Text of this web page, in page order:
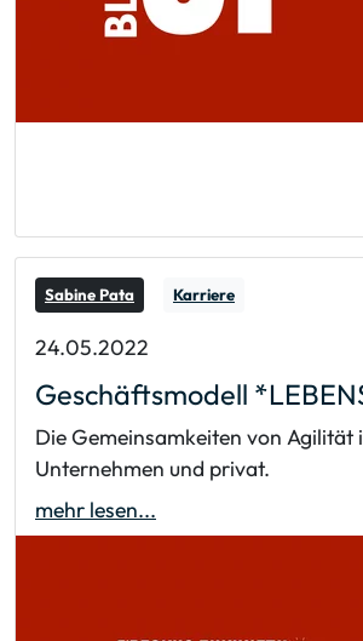
Sabine Pata Karriere
24.05.2022
Geschäftsmodell
Die Gemeinsamkeiten von Agilität
Unternehmen und privat.
mehr lesen...